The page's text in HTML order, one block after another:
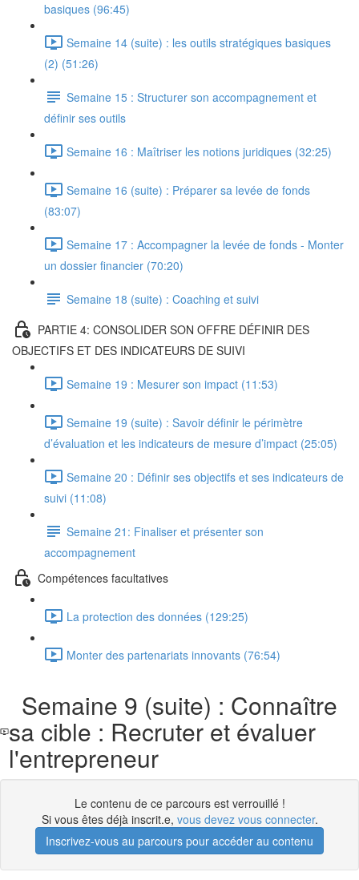
basiques (96:45)
Semaine 14 (suite) : les outils stratégiques basiques
(2) (51:26)
Semaine 15 : Structurer son accompagnement et
définir ses outils
Semaine 16 : Maîtriser les notions juridiques (32:25)
Semaine 16 (suite) : Préparer sa levée de fonds
(83:07)
Semaine 17 : Accompagner la levée de fonds - Monter
un dossier financier (70:20)
Semaine 18 (suite) : Coaching et suivi
PARTIE 4: CONSOLIDER SON OFFRE DÉFINIR DES
OBJECTIFS ET DES INDICATEURS DE SUIVI
Semaine 19 : Mesurer son impact (11:53)
Semaine 19 (suite) : Savoir définir le périmètre
d’évaluation et les indicateurs de mesure d’impact (25:05)
Semaine 20 : Définir ses objectifs et ses indicateurs de
suivi (11:08)
Semaine 21: Finaliser et présenter son
accompagnement
Compétences facultatives
La protection des données (129:25)
Monter des partenariats innovants (76:54)
Semaine 9 (suite) : Connaître
sa cible : Recruter et évaluer
l'entrepreneur
Le contenu de ce parcours est verrouillé !
Si vous êtes déjà inscrit.e, vous devez vous connecter.
Inscrivez-vous au parcours pour accéder au contenu